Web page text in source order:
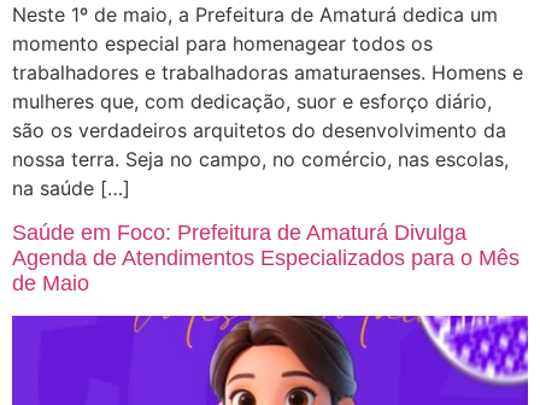
Neste 1º de maio, a Prefeitura de Amaturá dedica um
momento especial para homenagear todos os
trabalhadores e trabalhadoras amaturaenses. Homens e
mulheres que, com dedicação, suor e esforço diário,
são os verdadeiros arquitetos do desenvolvimento da
nossa terra. Seja no campo, no comércio, nas escolas,
na saúde […]
Saúde em Foco: Prefeitura de Amaturá Divulga
Agenda de Atendimentos Especializados para o Mês
de Maio